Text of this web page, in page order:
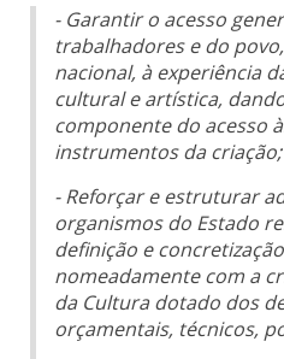
- Garantir o acesso
trabalhadores e do
nacional, à experiência
cultural e artística,
componente do acesso
instrumentos da criação;
- Reforçar e estruturar
organismos do Estado
definição e
nomeadamente com a
da Cultura dotado dos
orçamentais, técnicos,